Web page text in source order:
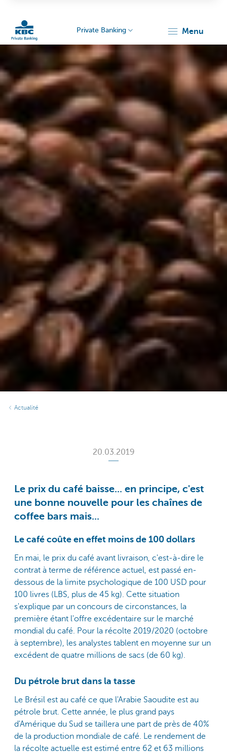
Private Banking menu
Actualité
20.03.2019
Le prix du café baisse... en principe, c'est
une bonne nouvelle pour les chaînes de
coffee bars mais...
Le café coûte en effet moins de 100 dollars
En mai, le prix du café avant livraison, c'est-à-dire le
contrat à terme de référence actuel, est passé en-
dessous de la limite psychologique de 100 USD pour
100 livres (LBS, plus de 45 kg). Cette situation
s'explique par un concours de circonstances, la
première étant l'offre excédentaire sur le marché
mondial du café. Pour la récolte 2019/2020 (octobre
à septembre), les analystes tablent en moyenne sur un
excédent de quatre millions de sacs (de 60 kg).
Du pétrole brut dans la tasse
Le Brésil est au café ce que l'Arabie Saoudite est au
pétrole brut. Cette année, le plus grand pays
d'Amérique du Sud se taillera une part de près de 40%
de la production mondiale de café. Le rendement de
la récolte actuelle est estimé entre 62 et 63 millions